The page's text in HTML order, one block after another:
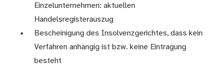
Einzelunternehmen: aktuellen
Handelsregisterauszug
Bescheinigung des Insolvenzgerichtes, dass kein
Verfahren anhängig ist bzw. keine Eintragung
besteht